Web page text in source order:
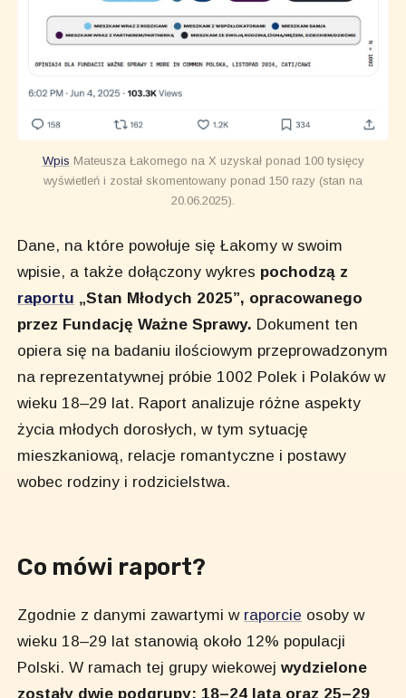
Wpis Mateusza Łakomego na X uzyskał ponad 100 tysięcy
wyświetleń i został skomentowany ponad 150 razy (stan na
20.06.2025).
Dane, na które powołuje się Łakomy w swoim
wpisie, a także dołączony wykres pochodzą z
raportu „Stan Młodych 2025”, opracowanego
przez Fundację Ważne Sprawy. Dokument ten
opiera się na badaniu ilościowym przeprowadzonym
na reprezentatywnej próbie 1002 Polek i Polaków w
wieku 18–29 lat. Raport analizuje różne aspekty
życia młodych dorosłych, w tym sytuację
mieszkaniową, relacje romantyczne i postawy
wobec rodziny i rodzicielstwa.
Co mówi raport?
Zgodnie z danymi zawartymi w raporcie osoby w
wieku 18–29 lat stanowią około 12% populacji
Polski. W ramach tej grupy wiekowejwydzielone
zostały dwie podgrupy: 18–24 lata oraz 25–29